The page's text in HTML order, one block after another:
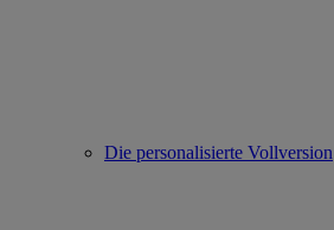
Die personalisierte Vollversion